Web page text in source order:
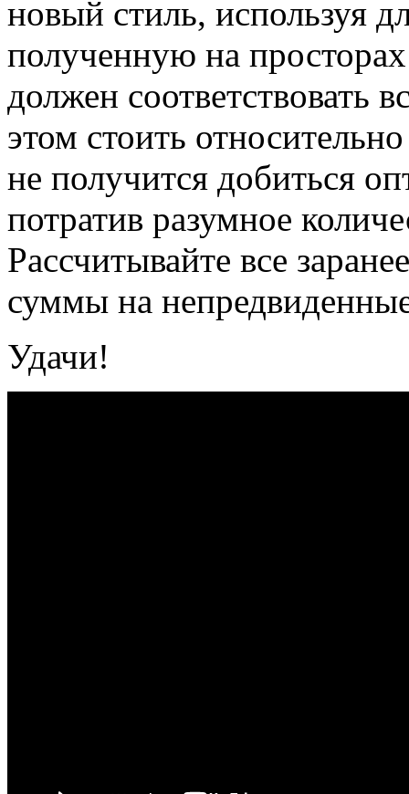
новый стиль, используя
полученную на
должен соответствовать
этом стоить
не получится добиться
потратив разумное
Рассчитывайте все
суммы на
Удачи!